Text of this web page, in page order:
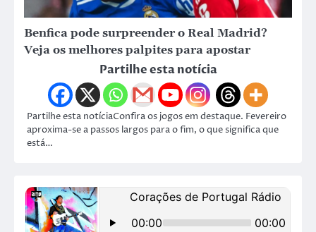
Benfica pode surpreender o Real Madrid?
Veja os melhores palpites para apostar
Partilhe esta notícia
Partilhe esta notíciaConfira os jogos em destaque. Fevereiro
aproxima-se a passos largos para o fim, o que significa que
está…